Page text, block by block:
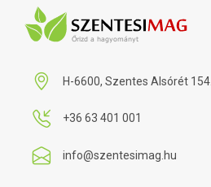
H-6600, Szentes Alsórét 154.
+36 63 401 001
info@szentesimag.hu